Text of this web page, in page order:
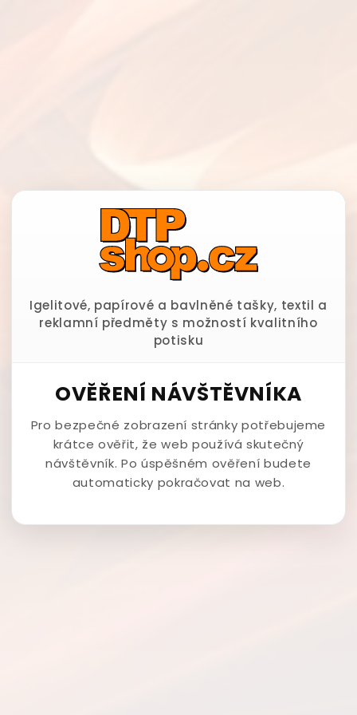
Igelitové, papírové a bavlněné tašky, textil a
reklamní předměty s možností kvalitního
potisku
OVĚŘENÍ NÁVŠTĚVNÍKA
Pro bezpečné zobrazení stránky potřebujeme
krátce ověřit, že web používá skutečný
návštěvník. Po úspěšném ověření budete
automaticky pokračovat na web.